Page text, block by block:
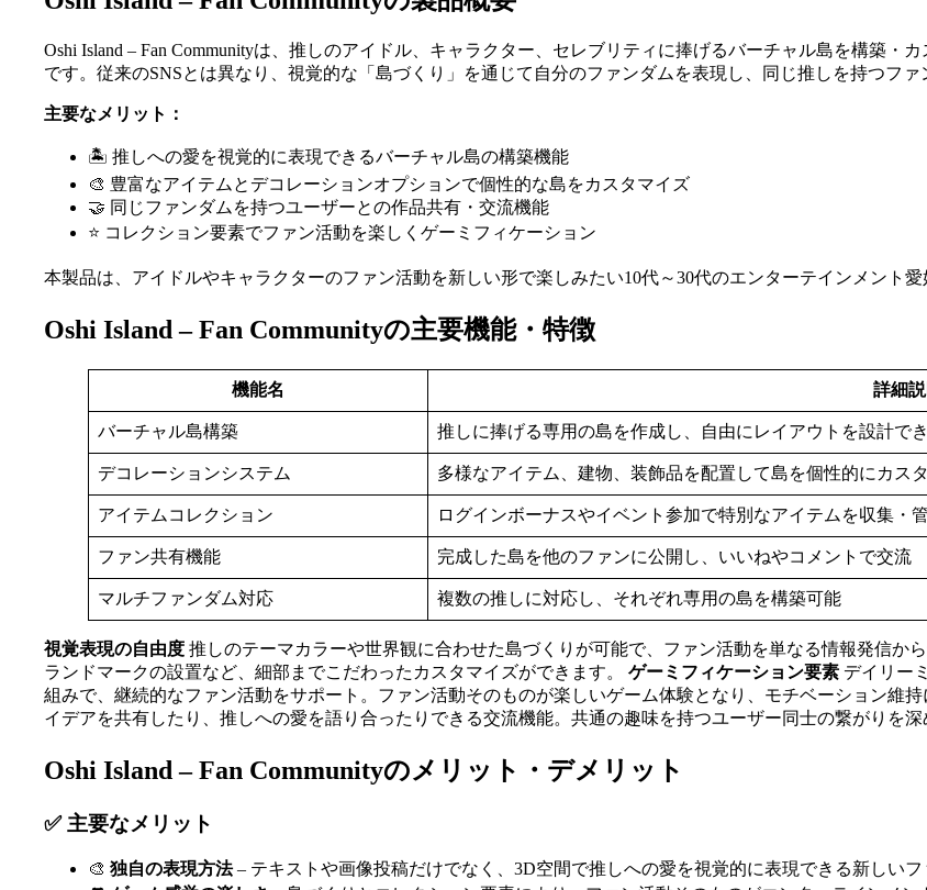
Oshi Island – Fan Communityは、推しのアイドル、キャラクター、セレブリティに捧げるバーチャル島を構築・
です。従来のSNSとは異なり、視覚的な「島づくり」を通じて自分のファンダムを表現し、同じ推しを持つフ
主要なメリット：
🏝️ 推しへの愛を視覚的に表現できるバーチャル島の構築機能
🎨 豊富なアイテムとデコレーションオプションで個性的な島をカスタマイズ
🤝 同じファンダムを持つユーザーとの作品共有・交流機能
⭐ コレクション要素でファン活動を楽しくゲーミフィケーション
本製品は、アイドルやキャラクターのファン活動を新しい形で楽しみたい10代～30代のエンターテインメント愛
Oshi Island – Fan Communityの主要機能・特徴
機能名 詳細
バーチャル島構築 推しに捧げる専用の島を作成し、自由にレイアウトを設計で
デコレーションシステム 多様なアイテム、建物、装飾品を配置して島を個性的にカス
アイテムコレクション ログインボーナスやイベント参加で特別なアイテムを収集・
ファン共有機能 完成した島を他のファンに公開し、いいねやコメントで交流
マルチファンダム対応 複数の推しに対応し、それぞれ専用の島を構築可能
視覚表現の自由度 推しのテーマカラーや世界観に合わせた島づくりが可能で、ファン活動を単なる情報発信か
ランドマークの設置など、細部までこだわったカスタマイズができます。 ゲーミフィケーション要素 デイリー
組みで、継続的なファン活動をサポート。ファン活動そのものが楽しいゲーム体験となり、モチベーション維持
イデアを共有したり、推しへの愛を語り合ったりできる交流機能。共通の趣味を持つユーザー同士の繋がりを
Oshi Island – Fan Communityのメリット・デメリット
✅ 主要なメリット
🎨 独自の表現方法– テキストや画像投稿だけでなく、3D空間で推しへの愛を視覚的に表現できる新しい